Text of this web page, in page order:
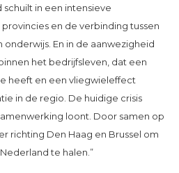
in een intensieve
en de verbinding tussen
En in de aanwezigheid
het bedrijfsleven, dat een
heeft en een vliegwieleffect
in de regio. De huidige crisis
loont. Door samen op
richting Den Haag en Brussel om
te halen.”